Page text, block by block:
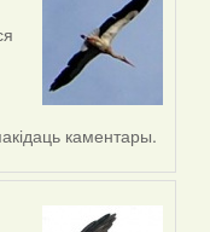
каментары.